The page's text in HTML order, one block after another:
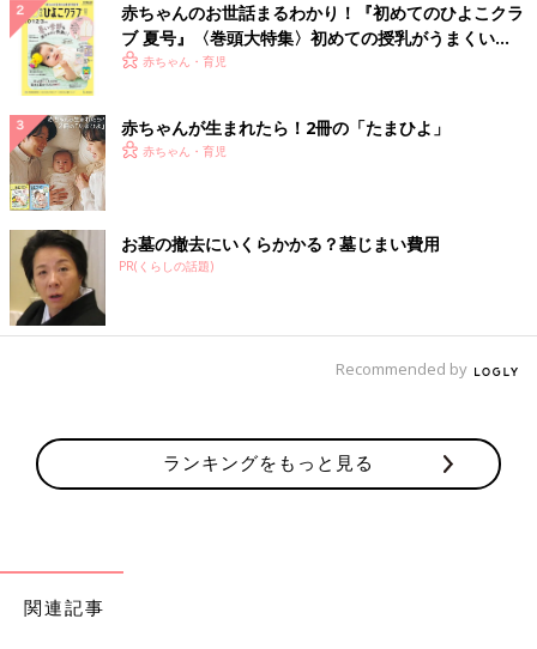
赤ちゃんのお世話まるわかり！『初めてのひよこクラ
ブ 夏号』〈巻頭大特集〉初めての授乳がうまくい
く！ おっぱい・ミルクの基本と夏のトラブル 解決テ
赤ちゃん・育児
赤ちゃんが生まれたら！2冊の「たまひよ」
赤ちゃん・育児
お墓の撤去にいくらかかる？墓じまい費用
PR(くらしの話題)
Recommended by
ランキングをもっと見る
関連記事